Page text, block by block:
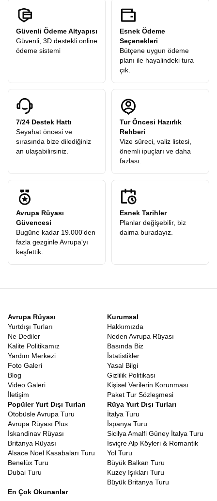
Güvenli Ödeme Altyapısı
Güvenli, 3D destekli online
ödeme sistemi
Esnek Ödeme
Seçenekleri
Bütçene uygun ödeme
planı ile hayalindeki tura
çık.
7/24 Destek Hattı
Seyahat öncesi ve
sırasında bize dilediğiniz
an ulaşabilirsiniz.
Tur Öncesi Hazırlık
Rehberi
Vize süreci, valiz listesi,
önemli ipuçları ve daha
fazlası.
Avrupa Rüyası
Güvencesi
Bugüne kadar 19.000'den
fazla gezginle Avrupa'yı
keşfettik.
Esnek Tarihler
Planlar değişebilir, biz
daima buradayız.
Avrupa Rüyası
Yurtdışı Turları
Ne Dediler
Kalite Politikamız
Yardım Merkezi
Foto Galeri
Blog
Video Galeri
İletişim
Kurumsal
Hakkımızda
Neden Avrupa Rüyası
Basında Biz
İstatistikler
Yasal Bilgi
Gizlilik Politikası
Kişisel Verilerin Korunması
Paket Tur Sözleşmesi
Popüler Yurt Dışı Turları
Otobüsle Avrupa Turu
Avrupa Rüyası Plus
İskandinav Rüyası
Britanya Rüyası
Alsace Noel Kasabaları Turu
Benelüx Turu
Dubai Turu
Rüya Yurt Dışı Turları
İtalya Turu
İspanya Turu
Sicilya Amalfi Güney İtalya Turu
İsviçre Alp Köyleri & Romantik
Yol Turu
Büyük Balkan Turu
Kuzey Işıkları Turu
Büyük Britanya Turu
En Çok Okunanlar